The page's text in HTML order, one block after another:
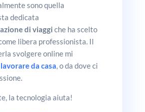
sono quella
dedicata
di viaggi che ha scelto
libera professionista. Il
svolgere online mi
lavorare da casa, o da dove ci
la tecnologia aiuta!